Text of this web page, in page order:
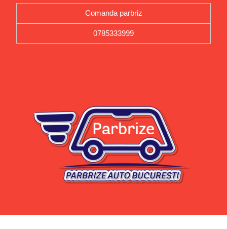
Comanda parbriz
0785333999